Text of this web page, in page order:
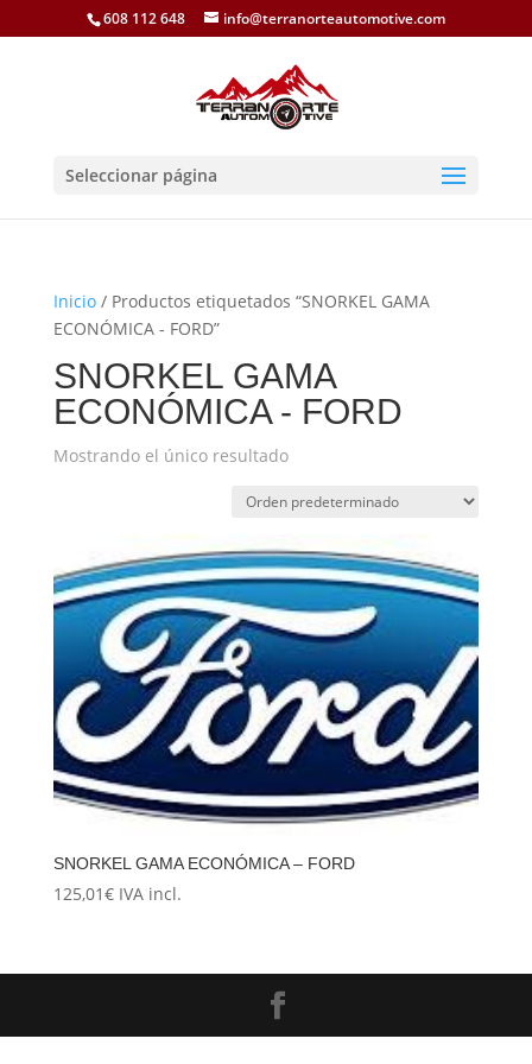
608 112 648 info@terranorteautomotive.com
Seleccionar página
Inicio/ Productos etiquetados “SNORKEL GAMA
ECONÓMICA - FORD”
SNORKEL GAMA
ECONÓMICA - FORD
Mostrando el único resultado
SNORKEL GAMA ECONÓMICA – FORD
125,01€ IVA incl.